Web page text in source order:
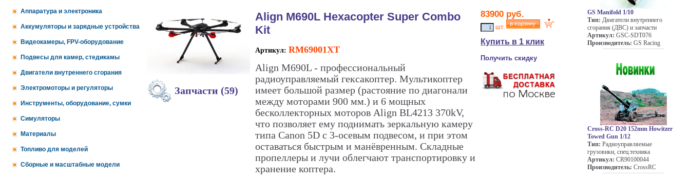
Аппаратура и электроника
Аккумуляторы и зарядные устройства
Видеокамеры, FPV-оборудование
Подвесы для камер, стедикамы
Двигатели внутреннего сгорания
Электромоторы и регуляторы
Инструменты, оборудование, сумки
Симуляторы
Материалы
Топливо для моделей
Сборные и масштабные модели
Запчасти (59)
Align M690L Hexacopter Super Combo
Kit
Артикул: RM69001XT
Align M690L - профессиональный
радиоуправляемый гексакоптер. Мультикоптер
имеет большой размер (растояние по диагонали
между моторами 900 мм.) и 6 мощных
бесколлекторных моторов Align BL4213 370kV,
что позволяет ему поднимать зеркальную камеру
типа Canon 5D с 3-осевым подвесом, и при этом
оставаться быстрым и манёвренным. Складные
пропеллеры и лучи облегчают транспортировку и
хранение коптера.
83900 руб.
шт.
Купить в 1 клик
Получить скидку
GS Manifold 1/10
Тип: Двигатели внутреннего
сгорания (ДВС) и запчасти
Артикул: GSC-SDT076
Производитель: GS Racing
Cross-RC D20 152mm Howitzer
Towed Gun 1/12
Тип: Радиоуправляемые
грузовики, спец.техника
Артикул: CR90100044
Производитель: CrossRC